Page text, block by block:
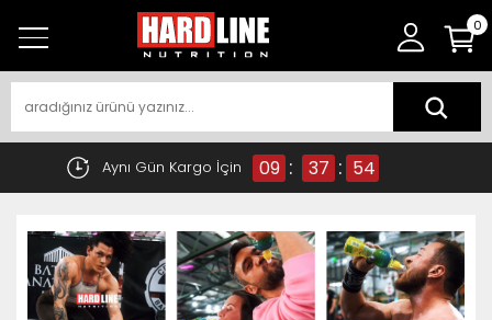
0
Aynı Gün Kargo İçin 09 : 37 : 53